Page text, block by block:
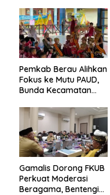
Pemkab Berau Alihkan
Fokus ke Mutu PAUD,
Bunda Kecamatan
Pengawasan
Gamalis Dorong FKUB
Perkuat Moderasi
Beragama, Bentengi